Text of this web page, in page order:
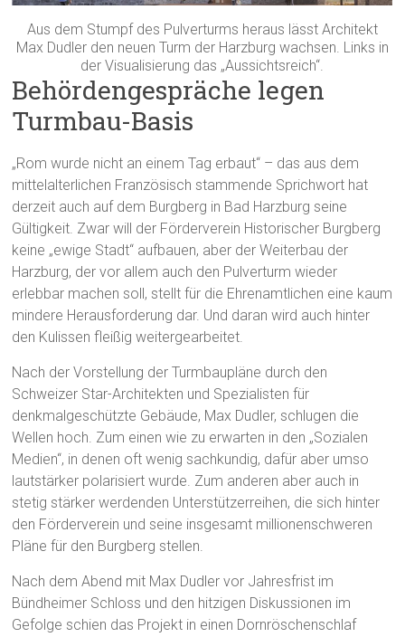
Aus dem Stumpf des Pulverturms heraus lässt Architekt
Max Dudler den neuen Turm der Harzburg wachsen. Links in
der Visualisierung das „Aussichtsreich“.
Behördengespräche legen
Turmbau-Basis
„Rom wurde nicht an einem Tag erbaut“ – das aus dem
mittelalterlichen Französisch stammende Sprichwort hat
derzeit auch auf dem Burgberg in Bad Harzburg seine
Gültigkeit. Zwar will der Förderverein Historischer Burgberg
keine „ewige Stadt“ aufbauen, aber der Weiterbau der
Harzburg, der vor allem auch den Pulverturm wieder
erlebbar machen soll, stellt für die Ehrenamtlichen eine kaum
mindere Herausforderung dar. Und daran wird auch hinter
den Kulissen fleißig weitergearbeitet.
Nach der Vorstellung der Turmbaupläne durch den
Schweizer Star-Architekten und Spezialisten für
denkmalgeschützte Gebäude, Max Dudler, schlugen die
Wellen hoch. Zum einen wie zu erwarten in den „Sozialen
Medien“, in denen oft wenig sachkundig, dafür aber umso
lautstärker polarisiert wurde. Zum anderen aber auch in
stetig stärker werdenden Unterstützerreihen, die sich hinter
den Förderverein und seine insgesamt millionenschweren
Pläne für den Burgberg stellen.
Nach dem Abend mit Max Dudler vor Jahresfrist im
Bündheimer Schloss und den hitzigen Diskussionen im
Gefolge schien das Projekt in einen Dornröschenschlaf